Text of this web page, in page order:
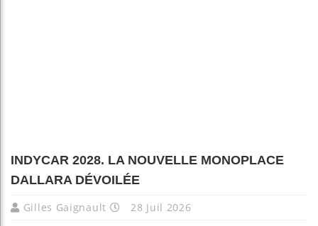
INDYCAR 2028. LA NOUVELLE MONOPLACE
DALLARA DÉVOILÉE
Gilles Gaignault 28 Juil 2026